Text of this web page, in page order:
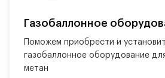
Газобаллонное
Поможем приобрести и
газобаллонное оборудование
метан